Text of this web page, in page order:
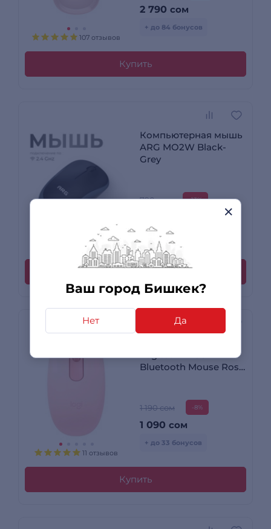
Ваш город Бишкек?
Нет Да
107 отзывов
2 790 сом
+ до 84 бонусов
Купить
34 отзыва
Компьютерная мышь
ARG MO2W Black-
Grey
790 сом -13%
+ до 21 бонусов
Купить
11 отзывов
Logitech M196
Bluetooth Mouse Rose
1 190 сом -8%
1 090 сом
+ до 33 бонусов
Купить